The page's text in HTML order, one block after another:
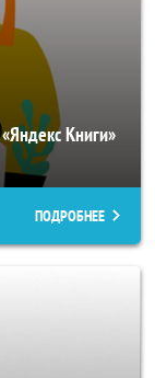
Книги»
ПОДРОБНЕЕ